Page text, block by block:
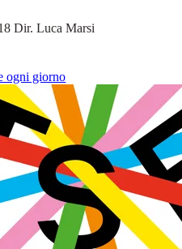
Dir. Luca Marsi
ogni giorno